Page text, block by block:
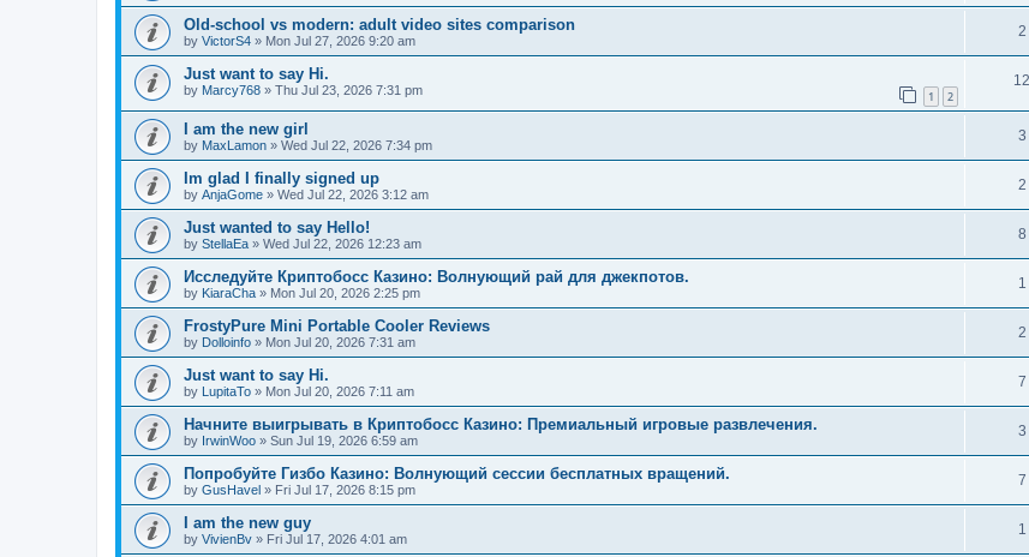
Old-school vs modern: adult video sites comparison
by VictorS4 » Mon Jul 27, 2026 9:20 am
2
Just want to say Hi.
by Marcy768 » Thu Jul 23, 2026 7:31 pm 1 2
12
I am the new girl
by MaxLamon » Wed Jul 22, 2026 7:34 pm
3
Im glad I finally signed up
by AnjaGome » Wed Jul 22, 2026 3:12 am
2
Just wanted to say Hello!
by StellaEa » Wed Jul 22, 2026 12:23 am
8
Исследуйте Криптобосс Казино: Волнующий рай для джекпотов.
by KiaraCha » Mon Jul 20, 2026 2:25 pm
1
FrostyPure Mini Portable Cooler Reviews
by Dolloinfo » Mon Jul 20, 2026 7:31 am
2
Just want to say Hi.
by LupitaTo » Mon Jul 20, 2026 7:11 am
7
Начните выигрывать в Криптобосс Казино: Премиальный игровые развлечения.
by IrwinWoo » Sun Jul 19, 2026 6:59 am
3
Попробуйте Гизбо Казино: Волнующий сессии бесплатных вращений.
by GusHavel » Fri Jul 17, 2026 8:15 pm
7
I am the new guy
by VivienBv » Fri Jul 17, 2026 4:01 am
1